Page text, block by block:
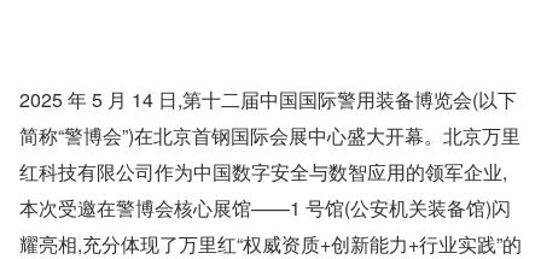
2025 年 5 月 14 日,第十二届中国国际警用装备博览会(以下
简称“警博会”)在北京首钢国际会展中心盛大开幕。北京万里
红科技有限公司作为中国数字安全与数智应用的领军企业,
本次受邀在警博会核心展馆——1 号馆(公安机关装备馆)闪
耀亮相,充分体现了万里红“权威资质+创新能力+行业实践”的